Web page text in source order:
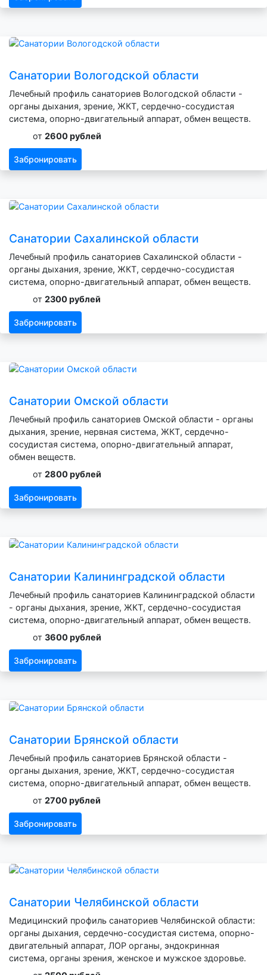
Санатории Вологодской области
Лечебный профиль санаториев Вологодской области -
органы дыхания, зрение, ЖКТ, сердечно-сосудистая
система, опорно-двигательный аппарат, обмен веществ.
от 2600 рублей
Забронировать
Санатории Сахалинской области
Лечебный профиль санаториев Сахалинской области -
органы дыхания, зрение, ЖКТ, сердечно-сосудистая
система, опорно-двигательный аппарат, обмен веществ.
от 2300 рублей
Забронировать
Санатории Омской области
Лечебный профиль санаториев Омской области - органы
дыхания, зрение, нервная система, ЖКТ, сердечно-
сосудистая система, опорно-двигательный аппарат,
обмен веществ.
от 2800 рублей
Забронировать
Санатории Калининградской области
Лечебный профиль санаториев Калининградской области
- органы дыхания, зрение, ЖКТ, сердечно-сосудистая
система, опорно-двигательный аппарат, обмен веществ.
от 3600 рублей
Забронировать
Санатории Брянской области
Лечебный профиль санаториев Брянской области -
органы дыхания, зрение, ЖКТ, сердечно-сосудистая
система, опорно-двигательный аппарат, обмен веществ.
от 2700 рублей
Забронировать
Санатории Челябинской области
Медицинский профиль санаториев Челябинской области:
органы дыхания, сердечно-сосудистая система, опорно-
двигательный аппарат, ЛОР органы, эндокринная
система, органы зрения, женское и мужское здоровье.